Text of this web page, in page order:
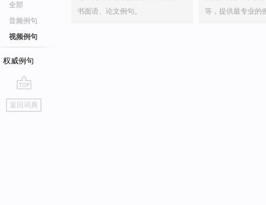
全部
音频例句
视频例句
权威例句
go
top
返回词典
书面语、论文例句。
等，提供最专业的